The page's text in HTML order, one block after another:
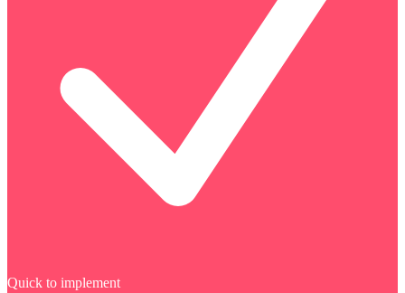
Quick to implement